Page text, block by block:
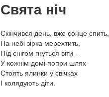
Свята ніч
Скінчився день, вже сонце спить,
На небі зірка мерехтить,
Під снігом гнуться віти -
У кожнім домі попри шлях
Стоять ялинки у свічках
І колядують діти.